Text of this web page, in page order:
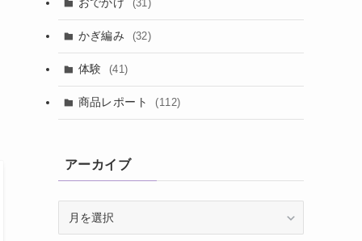
おでかけ (31)
かぎ編み (32)
体験 (41)
商品レポート (112)
アーカイブ